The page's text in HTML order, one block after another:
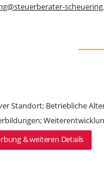
Standort; Betriebliche
& weiteren Details